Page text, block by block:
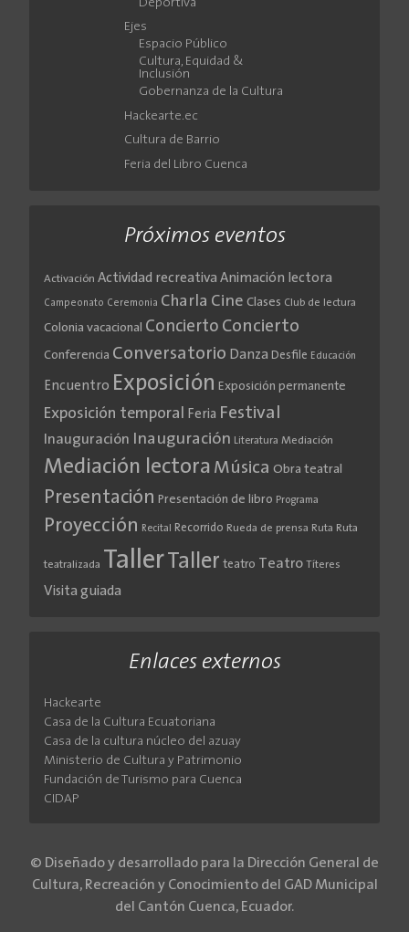
Deportiva
Ejes
Espacio Público
Cultura, Equidad &
Inclusión
Gobernanza de la Cultura
Hackearte.ec
Cultura de Barrio
Feria del Libro Cuenca
Próximos eventos
Activación Actividad recreativa Animación lectora
Campeonato Ceremonia Charla Cine Clases Club de lectura
Colonia vacacional Concierto Concierto
Conferencia Conversatorio Danza Desfile Educación
Encuentro Exposición Exposición permanente
Exposición temporal Feria Festival
Inauguración Inauguración Literatura Mediación
Mediación lectora Música Obra teatral
Presentación Presentación de libro Programa
Proyección Recital Recorrido Rueda de prensa Ruta Ruta
teatralizada TallerTaller teatro Teatro Títeres
Visita guiada
Enlaces externos
Hackearte
Casa de la Cultura Ecuatoriana
Casa de la cultura núcleo del azuay
Ministerio de Cultura y Patrimonio
Fundación de Turismo para Cuenca
CIDAP
© Diseñado y desarrollado para la Dirección General de
Cultura, Recreación y Conocimiento del GAD Municipal
del Cantón Cuenca, Ecuador.